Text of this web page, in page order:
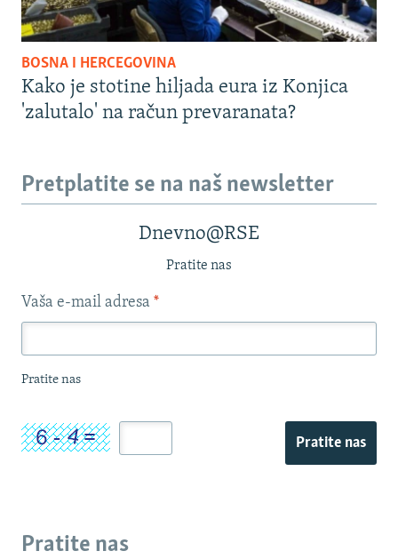
BOSNA I HERCEGOVINA
Kako je stotine hiljada eura iz Konjica
'zalutalo' na račun prevaranata?
Pretplatite se na naš newsletter
Dnevno@RSE
Pratite nas
Vaša e-mail adresa *
Pratite nas
Pratite nas
Pratite nas